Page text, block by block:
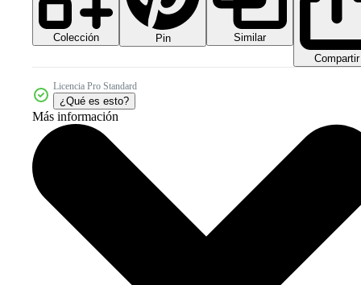
Colección Pin
Similar
Compartir
Licencia Pro Standard
¿Qué es esto?
Más información